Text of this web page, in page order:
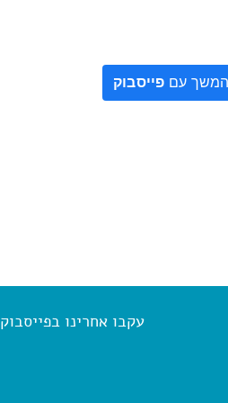
המשך עם פייסבוק
עקבו אחרינו בפייסבוק